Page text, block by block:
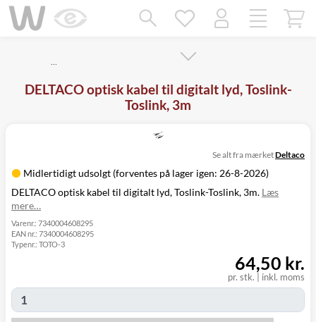
…
DELTACO optisk kabel til digitalt lyd, Toslink-
Toslink, 3m
Midlertidigt udsolgt (forventes på lager igen: 26-8-2026)
Se alt fra mærketDeltaco
DELTACO optisk kabel til digitalt lyd, Toslink-Toslink, 3m. Læs
mere…
Varenr.: 7340004608295
EAN nr.: 7340004608295
Typenr.: TOTO-3
pr. stk. inkl. moms
64,50 kr.
Mangler chatten?
Ret samtykke!